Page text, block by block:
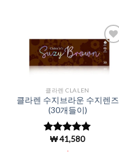
Add to
Wishlist
클라렌 CLALEN
클라렌 수지브라운 수지렌즈
(30개들이)
5 중에서
로 평
₩41,580